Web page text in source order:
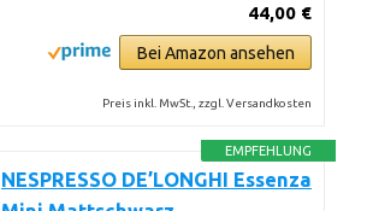
44,00 €
Bei Amazon ansehen
Preis inkl. MwSt., zzgl. Versandkosten
EMPFEHLUNG
NESPRESSO DE’LONGHI Essenza